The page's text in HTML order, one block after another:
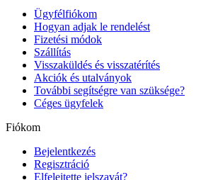
Ügyfélfiókom
Hogyan adjak le rendelést
Fizetési módok
Szállítás
Visszaküldés és visszatérítés
Akciók és utalványok
További segítségre van szüksége?
Céges ügyfelek
Fiókom
Bejelentkezés
Regisztráció
Elfelejtette jelszavát?